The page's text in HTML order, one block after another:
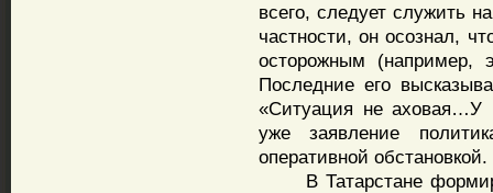
всего, следует служить
частности, он осознал,
осторожным (например,
Последние его
«Ситуация не аховая…У
уже заявление
оперативной обстановкой.
В Татарстане